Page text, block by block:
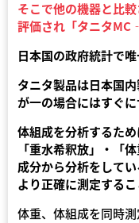
そこで他の機器と比
評価され「タニタ
日本国の政府統計で
タニタ製品は日本国
が一の場合にはすぐに
体組成を分析するた
「重水希釈放」・「
成分から分析をしてい
より正確に測定するこ
体重、体組成を同時測